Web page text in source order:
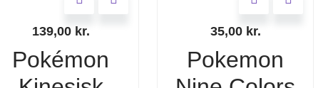
139,00 kr.
Pokémon
35,00 kr.
Pokemon